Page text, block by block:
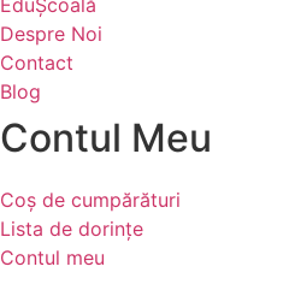
Despre Noi
Contact
Blog
Contul Meu
Coș de cumpărături
Lista de dorințe
Contul meu